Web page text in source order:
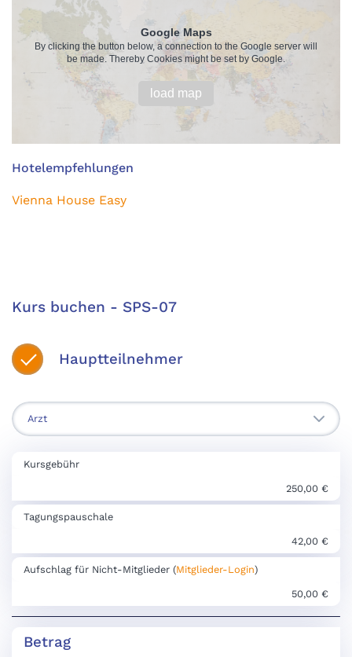
Google Maps
By clicking the button below, a connection to the Google server will
be made. Thereby Cookies might be set by Google.
load map
Hotelempfehlungen
Vienna House Easy
Kurs buchen - SPS-07
Hauptteilnehmer
Kursgebühr
250,00 €
Tagungspauschale
42,00 €
Aufschlag für Nicht-Mitglieder (Mitglieder-Login)
50,00 €
Betrag